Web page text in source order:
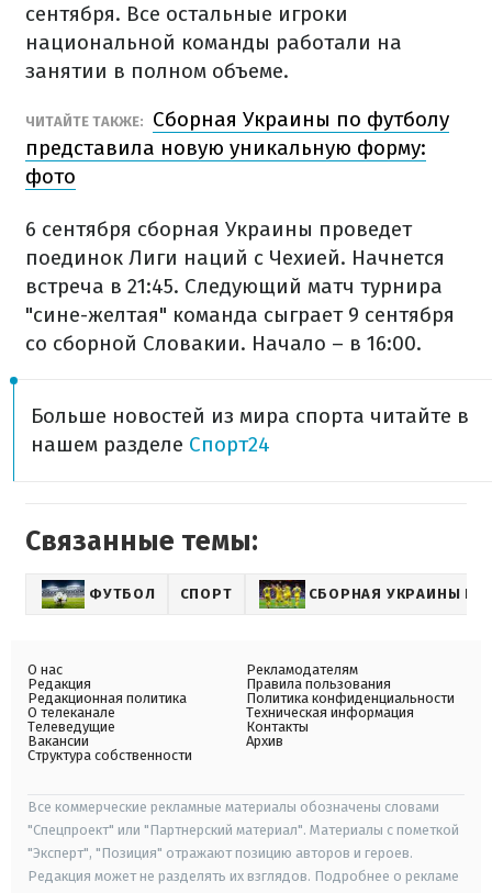
сентября. Все остальные игроки
национальной команды работали на
занятии в полном объеме.
ЧИТАЙТЕ ТАКЖЕ:
Сборная Украины по футболу
представила новую уникальную форму:
фото
6 сентября сборная Украины проведет
поединок Лиги наций с Чехией. Начнется
встреча в 21:45. Следующий матч турнира
"сине-желтая" команда сыграет 9 сентября
со сборной Словакии. Начало – в 16:00.
Больше новостей из мира спорта читайте в
нашем разделе Спорт24
Связанные темы:
ФУТБОЛ СПОРТ СБОРНАЯ УКРАИНЫ
О нас
Редакция
Редакционная политика
О телеканале
Телеведущие
Вакансии
Структура собственности
Рекламодателям
Правила пользования
Политика конфиденциальности
Техническая информация
Контакты
Архив
Все коммерческие рекламные материалы обозначены словами
"Спецпроект" или "Партнерский материал". Материалы с пометкой
"Эксперт", "Позиция" отражают позицию авторов и героев.
Редакция может не разделять их взглядов. Подробнее о рекламе